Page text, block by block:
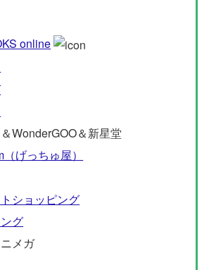
online
WonderGOO＆新星堂
げっちゅ屋）
ショッピング
グ
メガ